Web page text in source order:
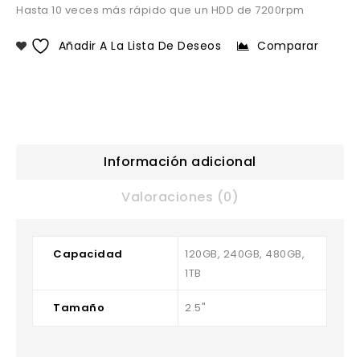
Hasta 10 veces más rápido que un HDD de 7200rpm
Añadir A La Lista De Deseos Comparar
Información adicional
Valoraciones (0)
Capacidad
120GB, 240GB, 480GB,
1TB
Tamaño 2.5"